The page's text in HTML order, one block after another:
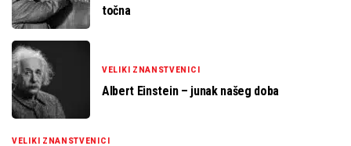
točna
VELIKI ZNANSTVENICI
Albert Einstein – junak našeg doba
VELIKI ZNANSTVENICI